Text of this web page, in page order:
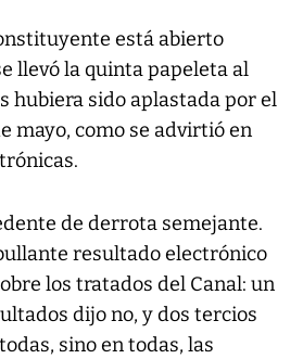
está abierto
llevó la quinta papeleta al
hubiera sido aplastada por el
mayo, como se advirtió en
de derrota semejante.
resultado electrónico
los tratados del Canal: un
dijo no, y dos tercios
sino en todas, las